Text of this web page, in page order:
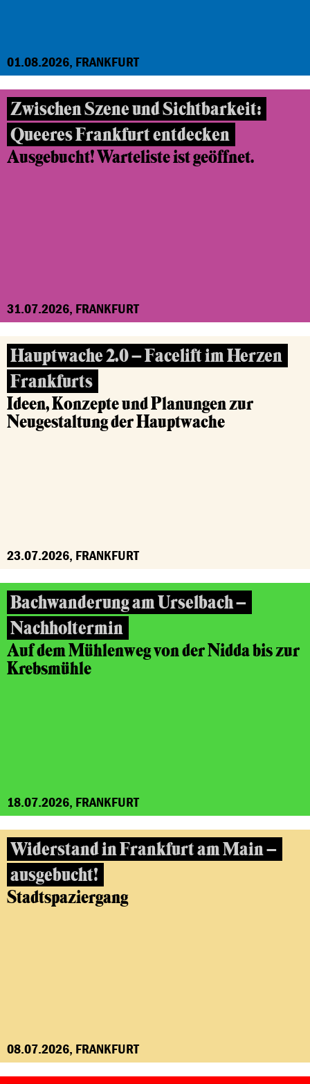
01.08.2026, FRANKFURT
Zwischen Szene und Sichtbarkeit:
Queeres Frankfurt entdecken
Ausgebucht! Warteliste ist geöffnet.
31.07.2026, FRANKFURT
Hauptwache 2.0 – Facelift im Herzen
Frankfurts
Ideen, Konzepte und Planungen zur
Neugestaltung der Hauptwache
23.07.2026, FRANKFURT
Bachwanderung am Urselbach –
Nachholtermin
Auf dem Mühlenweg von der Nidda bis zur
Krebsmühle
18.07.2026, FRANKFURT
Widerstand in Frankfurt am Main –
ausgebucht!
Stadtspaziergang
08.07.2026, FRANKFURT